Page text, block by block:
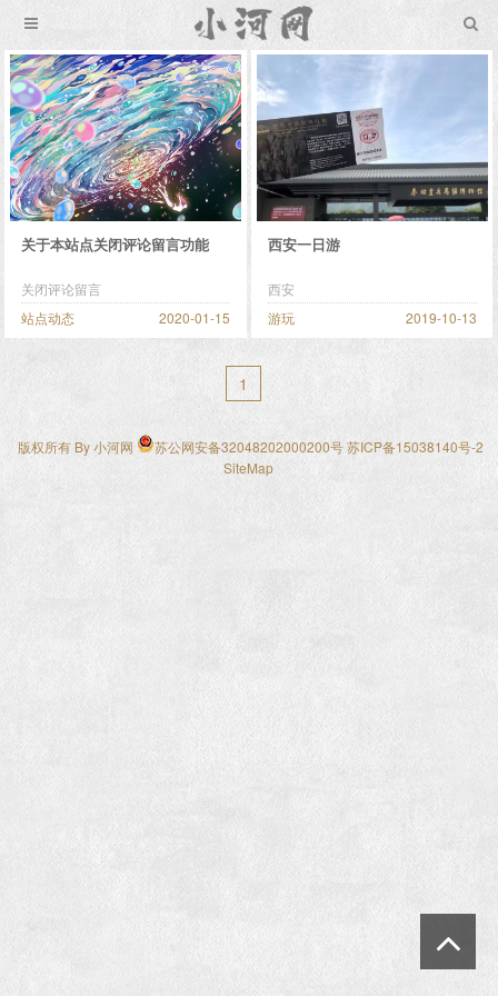
关于本站点关闭评论留言功能
关闭评论留言
站点动态
2020-01-15
西安一日游
西安
游玩
2019-10-13
1
版权所有 By小河网 苏公网安备32048202000200号苏ICP备15038140号-2
SiteMap